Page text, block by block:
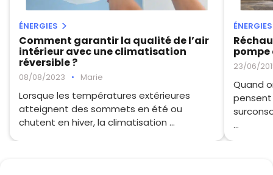
ÉNERGIES
Comment garantir la qualité de l’air
intérieur avec une climatisation
réversible ?
08/08/2023 • Marie
Lorsque les températures extérieures
atteignent des sommets en été ou
chutent en hiver, la climatisation ...
ÉNERGIES
pompe
23/06/
Quand
...